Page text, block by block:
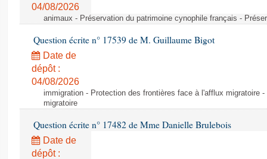
04/08/2026
animaux - Préservation du patrimoine cynophile français -
Question écrite n° 17539 de M. Guillaume Bigot
Date de
dépôt :
04/08/2026
immigration - Protection des frontières face à l'afflux migratoire
migratoire
Question écrite n° 17482 de Mme Danielle Brulebois
Date de
dépôt :